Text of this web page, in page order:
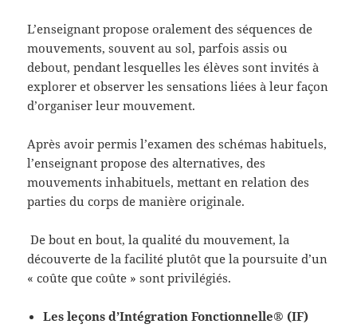
L’enseignant propose oralement des séquences de
mouvements, souvent au sol, parfois assis ou
debout, pendant lesquelles les élèves sont invités à
explorer et observer les sensations liées à leur façon
d’organiser leur mouvement.
Après avoir permis l’examen des schémas habituels,
l’enseignant propose des alternatives, des
mouvements inhabituels, mettant en relation des
parties du corps de manière originale.
De bout en bout, la qualité du mouvement, la
découverte de la facilité plutôt que la poursuite d’un
« coûte que coûte » sont privilégiés.
Les leçons d’Intégration Fonctionnelle® (IF)